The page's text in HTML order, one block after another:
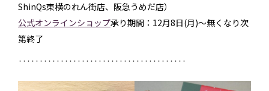
ShinQs東横のれん街店、阪急うめだ店）
公式オンラインショップ承り期間：12月8日(月)～無くなり次
第終了
‥‥‥‥‥‥‥‥‥‥‥‥‥‥‥‥‥‥‥‥